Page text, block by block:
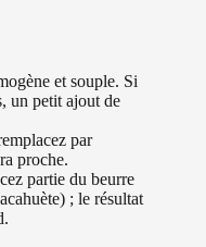
et souple. Si
un petit ajout de
par
proche.
partie du beurre
; le résultat